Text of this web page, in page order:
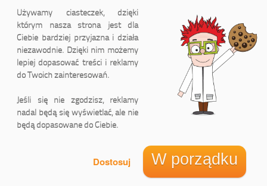
youtube.com/DrTusz
DrTusz Sp. z o.o.
(Pasaż handlowy LIDER)
15-888 Białystok, Polska
Informacja o cookies
Używamy ciasteczek, dzięki
którym nasza strona jest dla
Ciebie bardziej przyjazna i działa
niezawodnie. Dzięki nim możemy
lepiej dopasować treści i reklamy
do Twoich zainteresowań.
Jeśli się nie zgodzisz, reklamy
nadal będą się wyświetlać, ale nie
będą dopasowane do Ciebie.
W porządku